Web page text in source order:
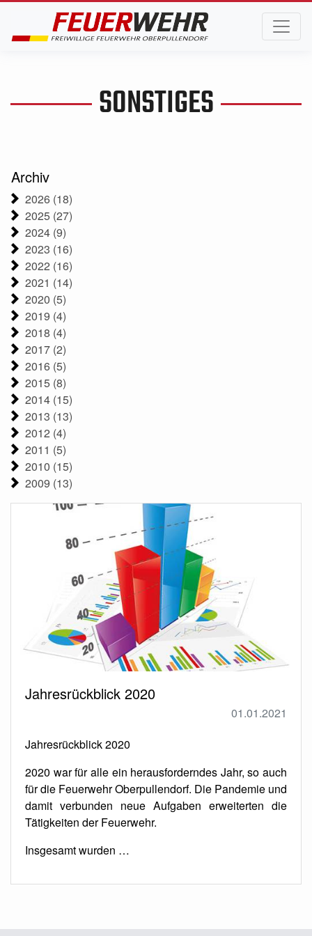
SONSTIGES
Jahresrückblick 2020
01.01.2021
Jahresrückblick 2020
2020 war für alle ein herausforderndes Jahr, so auch
für die Feuerwehr Oberpullendorf. Die Pandemie und
damit verbunden neue Aufgaben erweiterten die
Tätigkeiten der Feuerwehr.
Insgesamt wurden …
Archiv
2026 (18)
2025 (27)
2024 (9)
2023 (16)
2022 (16)
2021 (14)
2020 (5)
2019 (4)
2018 (4)
2017 (2)
2016 (5)
2015 (8)
2014 (15)
2013 (13)
2012 (4)
2011 (5)
2010 (15)
2009 (13)